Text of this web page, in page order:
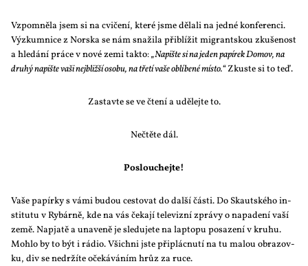
Vzpo­mně­la jsem si na cvi­če­ní, kte­ré jsme dě­la­li na jed­né kon­fe­ren­ci.
Vý­zkum­ni­ce z Nor­ska se nám sna­ži­la při­blí­žit mi­grant­skou zku­še­nost
a hle­dá­ní prá­ce v no­vé ze­mi tak­to:„Na­piš­te si na je­den pa­pí­rek Do­mov, na
dru­hý na­piš­te va­ši nej­bliž­ší oso­bu, na tře­tí va­še ob­lí­be­né mís­to.“Zkus­te si to teď.
Za­stav­te se ve čte­ní a udě­lej­te to.
Nečtě­te dál.
Po­slou­chej­te!
Va­še pa­pír­ky s vá­mi bu­dou ces­to­vat do dal­ší čás­ti. Do Skaut­ské­ho in­
sti­tu­tu v Ry­bár­ně, kde na vás če­ka­jí te­le­viz­ní zprá­vy o na­pa­de­ní va­ší
ze­mě. Na­pja­tě a una­ve­ně je sle­du­je­te na lapto­pu po­sa­ze­ní v kru­hu.
Moh­lo by to být i rá­dio. Všich­ni jste při­plác­nu­tí na tu ma­lou ob­ra­zov­
ku, div se ne­dr­ží­te oče­ká­vá­ním hrůz za ru­ce.